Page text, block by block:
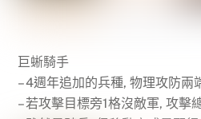
巨蜥騎手
– 4週年追加的兵種, 物理攻防兩
– 若攻擊目標旁1格沒敵軍, 攻擊